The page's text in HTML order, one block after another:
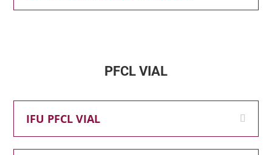
PFCL VIAL
IFU PFCL VIAL